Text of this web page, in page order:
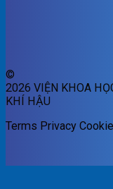
©
2026 VIỆN KHOA
KHÍ HẬU
Terms Privacy